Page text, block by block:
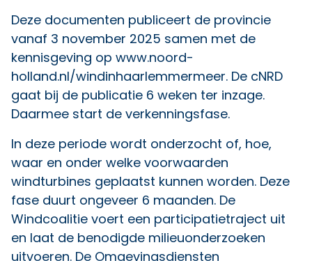
Deze documenten publiceert de provincie
vanaf 3 november 2025 samen met de
kennisgeving op www.noord-
holland.nl/windinhaarlemmermeer. De cNRD
gaat bij de publicatie 6 weken ter inzage.
Daarmee start de verkenningsfase.
In deze periode wordt onderzocht of, hoe,
waar en onder welke voorwaarden
windturbines geplaatst kunnen worden. Deze
fase duurt ongeveer 6 maanden. De
Windcoalitie voert een participatietraject uit
en laat de benodigde milieuonderzoeken
uitvoeren. De Omgevingsdiensten